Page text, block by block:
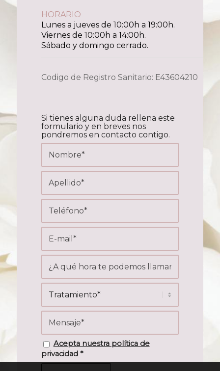
HORARIO
Lunes a jueves de 10:00h a 19:00h.
Viernes de 10:00h a 14:00h.
Sábado y domingo cerrado.
Codigo de Registro Sanitario: E43604210
Si tienes alguna duda rellena este
formulario y en breves nos
pondremos en contacto contigo.
Acepta nuestra política de
privacidad *